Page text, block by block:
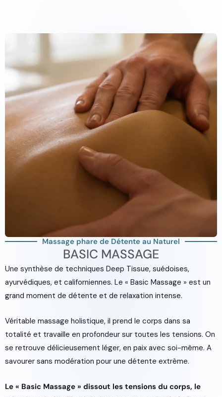
Massage phare de Détente au Naturel
BASIC MASSAGE
Une synthèse de techniques Deep Tissue, suédoises,
ayurvédiques, et californiennes. Le « Basic Massage » est un
grand moment de détente et de relaxation intense.
Véritable massage holistique, il prend le corps dans sa
totalité et travaille en profondeur sur toutes les tensions. On
se retrouve délicieusement léger, en paix avec soi-même. A
savourer sans modération pour une détente extrême.
Le « Basic Massage » dissout les tensions du corps, le